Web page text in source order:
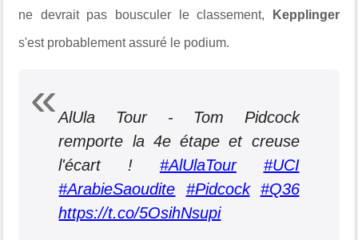
ne devrait pas bousculer le classement, Kepplinger
s'est probablement assuré le podium.
AlUla Tour - Tom Pidcock
remporte la 4e étape et creuse
l'écart ! #AlUlaTour
#UCI
#ArabieSaoudite
#Pidcock
#Q36
https://t.co/5OsihNsupi